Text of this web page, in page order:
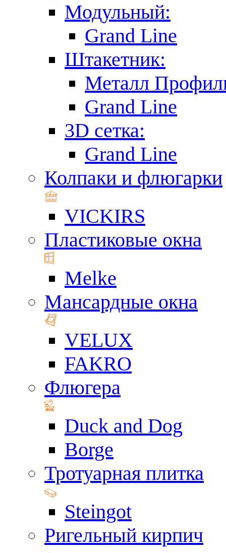
Модульный:
Grand Line
Штакетник:
Металл
Grand Line
3D сетка:
Grand Line
Колпаки и флюгарки
VICKIRS
Пластиковые окна
Melke
Мансардные окна
VELUX
FAKRO
Флюгера
Duck and Dog
Borge
Тротуарная плитка
Steingot
Ригельный кирпич